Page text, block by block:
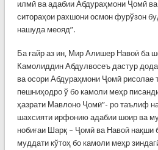
илмӣ ва адабии Абдураҳмони Ҷомӣ
ситораҳои рахшони осмон фурўзон
нашуда меояд”.
Ба ғайр аз ин, Мир Алишер Навоӣ ба
Камолиддин Абдулвосеъ дастур
ва осори Абдураҳмони Ҷомӣ рисолае
пешниҳодро ў бо камоли меҳр
ҳазрати Мавлоно Ҷомӣ”- ро таълиф
шахсияти ирфонию адабии шоир ва
нобиғаи Шарқ – Ҷомӣ ва Навоӣ нақши
муддати кўтоҳ бо камоли меҳр